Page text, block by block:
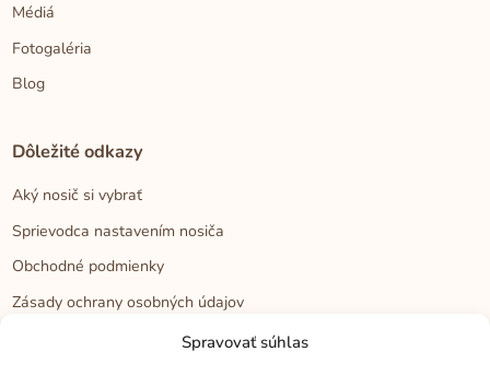
Spravovať súhlas
Médiá
Fotogaléria
Blog
Dôležité odkazy
Aký nosič si vybrať
Sprievodca nastavením nosiča
Obchodné podmienky
Zásady ochrany osobných údajov